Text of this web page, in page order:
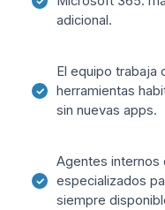
adicional.
El equipo trabaja
herramientas
sin nuevas apps.
Agentes internos
especializados
siempre